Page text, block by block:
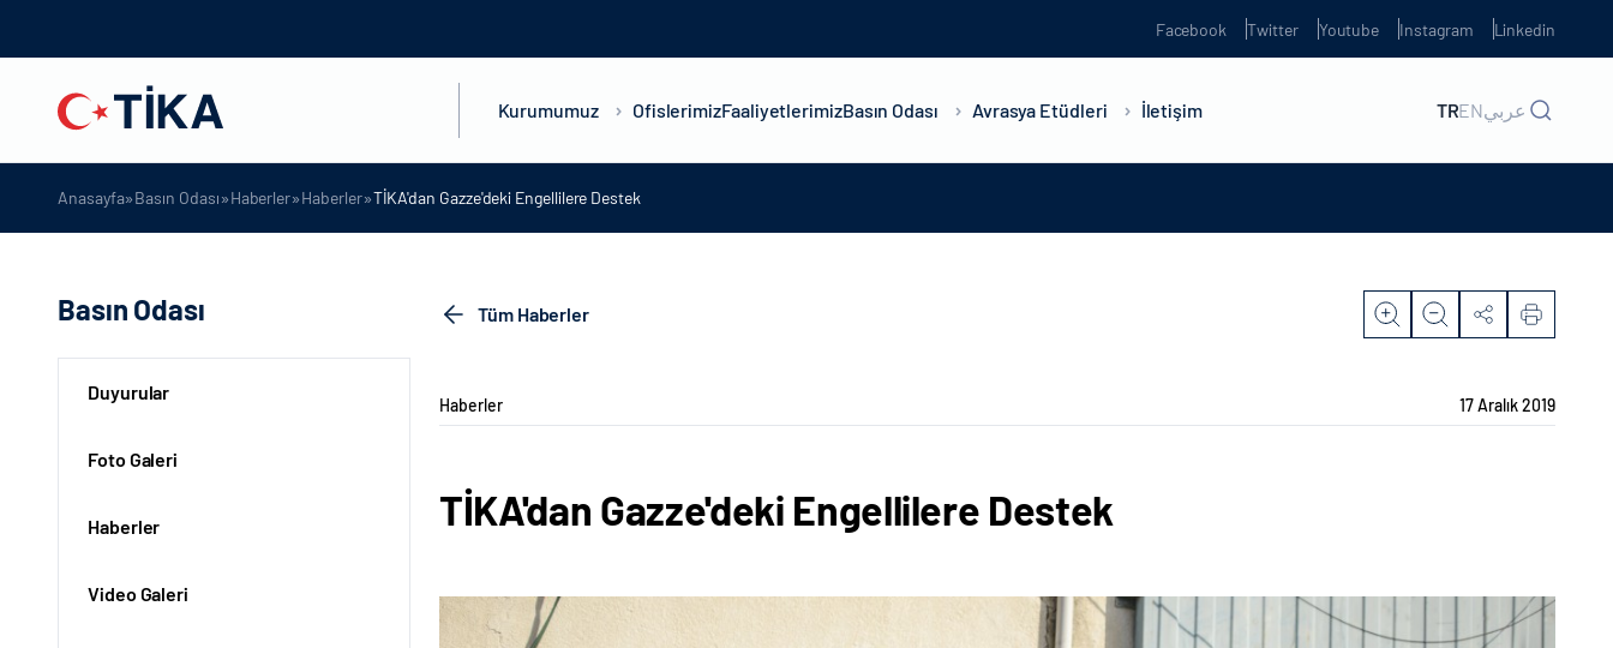
Facebook Twitter Youtube Instagram Linkedin
Kurumumuz OfislerimizFaaliyetlerimizBasın Odası Avrasya Etüdleri İletişim TRENعربي
Anasayfa»Basın Odası»Haberler»Haberler»TİKA'dan Gazze'deki Engellilere Destek
Basın Odası
Duyurular
Foto Galeri
Haberler
Video Galeri
Tüm Haberler
Haberler 17 Aralık 2019
TİKA'dan Gazze'deki Engellilere Destek